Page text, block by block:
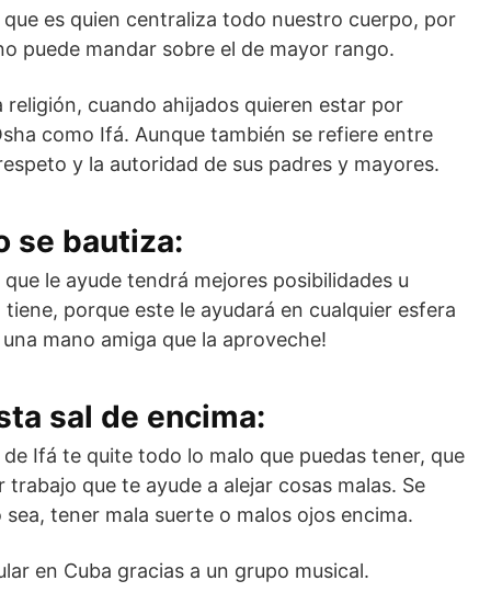
es quien centraliza todo nuestro cuerpo, por
puede mandar sobre el de mayor rango.
cuando ahijados quieren estar por
como Ifá. Aunque también se refiere entre
y la autoridad de sus padres y mayores.
se bautiza:
le ayude tendrá mejores posibilidades u
porque este le ayudará en cualquier esfera
mano amiga que la aproveche!
sal de encima:
Ifá te quite todo lo malo que puedas tener, que
que te ayude a alejar cosas malas. Se
tener mala suerte o malos ojos encima.
en Cuba gracias a un grupo musical.